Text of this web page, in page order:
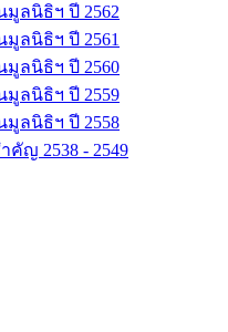
มูลนิธิฯ ปี 2562
มูลนิธิฯ ปี 2561
มูลนิธิฯ ปี 2560
มูลนิธิฯ ปี 2559
มูลนิธิฯ ปี 2558
ญ 2538 - 2549